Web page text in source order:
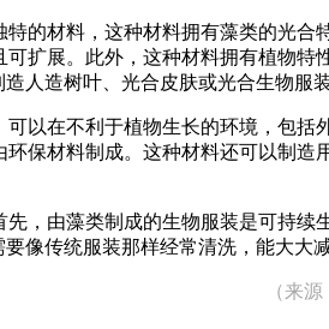
的材料，这种材料拥有藻类的光合
扩展。此外，这种材料拥有植物特
人造树叶、光合皮肤或光合生物服装
以在不利于植物生长的环境，包括
保材料制成。这种材料还可以制造
，由藻类制成的生物服装是可持续
像传统服装那样经常清洗，能大大减
（来